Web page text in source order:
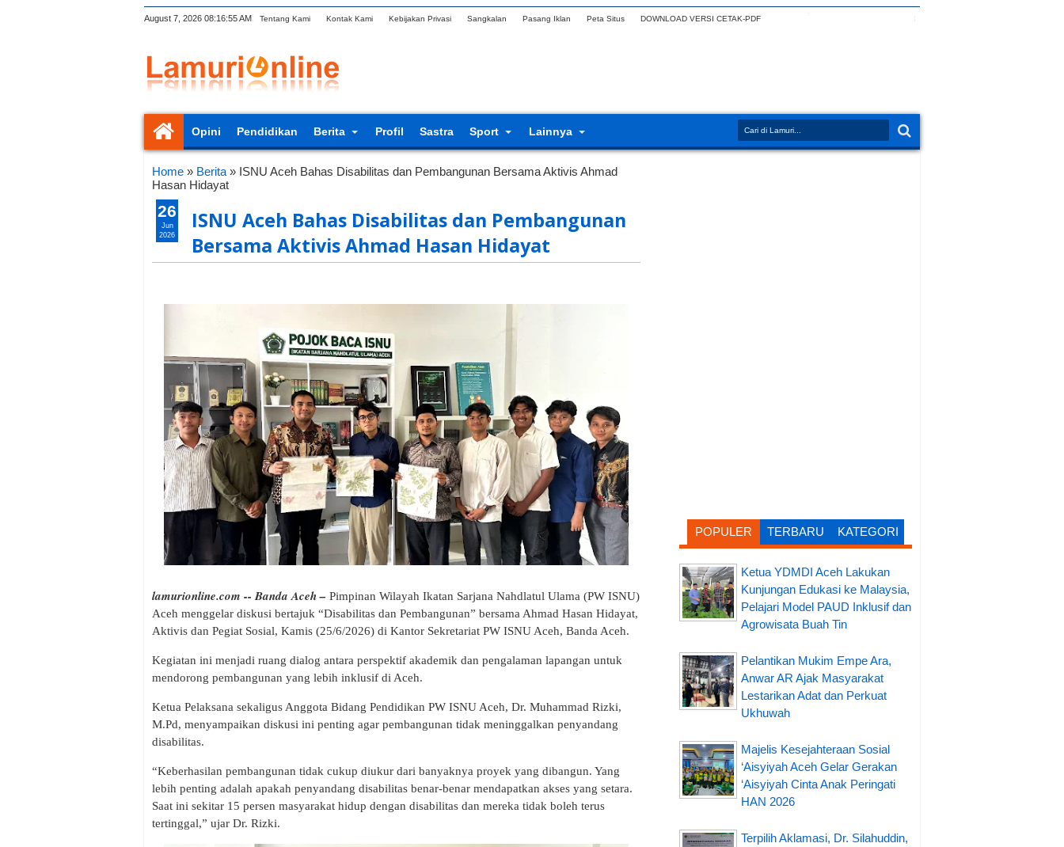
August 7, 2026 08:16:56 AM Tentang Kami Kontak Kami Kebijakan Privasi Sangkalan Pasang Iklan Peta Situs DOWNLOAD VERSI CETAK-PDF
Opini Pendidikan Berita Profil Sastra Sport Lainnya
Home » Berita » ISNU Aceh Bahas Disabilitas dan Pembangunan Bersama Aktivis Ahmad
Hasan Hidayat
ISNU Aceh Bahas Disabilitas dan Pembangunan
Bersama Aktivis Ahmad Hasan Hidayat
lamurionline.com -- Banda Aceh – Pimpinan Wilayah Ikatan Sarjana Nahdlatul Ulama (PW ISNU)
Aceh menggelar diskusi bertajuk “Disabilitas dan Pembangunan” bersama Ahmad Hasan Hidayat,
Aktivis dan Pegiat Sosial, Kamis (25/6/2026) di Kantor Sekretariat PW ISNU Aceh, Banda Aceh.
Kegiatan ini menjadi ruang dialog antara perspektif akademik dan pengalaman lapangan untuk
mendorong pembangunan yang lebih inklusif di Aceh.
Ketua Pelaksana sekaligus Anggota Bidang Pendidikan PW ISNU Aceh, Dr. Muhammad Rizki,
M.Pd, menyampaikan diskusi ini penting agar pembangunan tidak meninggalkan penyandang
disabilitas.
“Keberhasilan pembangunan tidak cukup diukur dari banyaknya proyek yang dibangun. Yang
lebih penting adalah apakah penyandang disabilitas benar-benar mendapatkan akses yang setara.
Saat ini sekitar 15 persen masyarakat hidup dengan disabilitas dan mereka tidak boleh terus
tertinggal,” ujar Dr. Rizki.
26
Jun
2026
POPULER TERBARU KATEGORI
Ketua YDMDI Aceh Lakukan
Kunjungan Edukasi ke Malaysia,
Pelajari Model PAUD Inklusif dan
Agrowisata Buah Tin
Pelantikan Mukim Empe Ara,
Anwar AR Ajak Masyarakat
Lestarikan Adat dan Perkuat
Ukhuwah
Majelis Kesejahteraan Sosial
‘Aisyiyah Aceh Gelar Gerakan
‘Aisyiyah Cinta Anak Peringati
HAN 2026
Terpilih Aklamasi, Dr. Silahuddin,